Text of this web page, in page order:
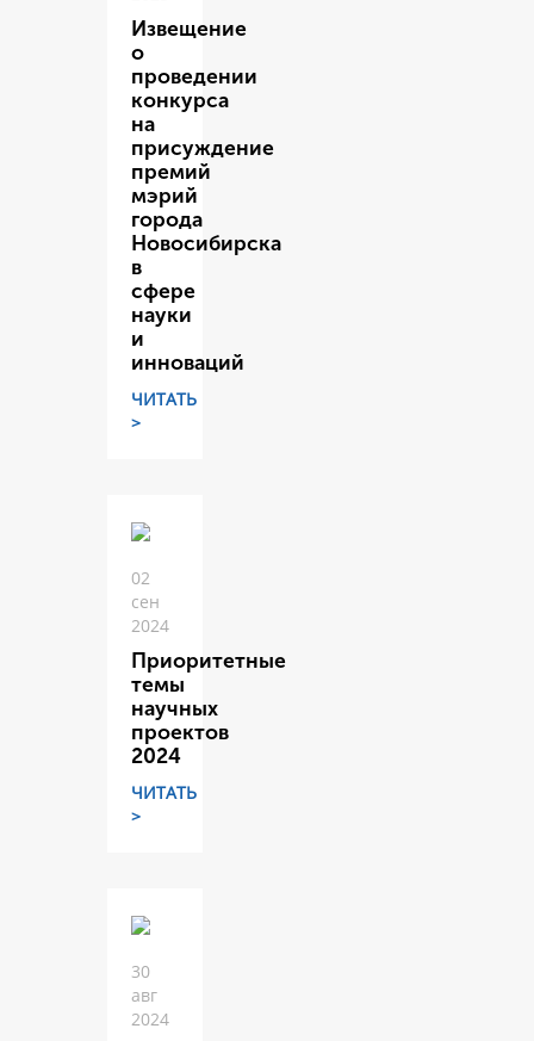
Извещение
о
проведении
конкурса
на
присуждение
премий
мэрий
города
Новосибирска
в
сфере
науки
и
инноваций
ЧИТАТЬ
>
02
сен
2024
Приоритетные
темы
научных
проектов
2024
ЧИТАТЬ
>
30
авг
2024